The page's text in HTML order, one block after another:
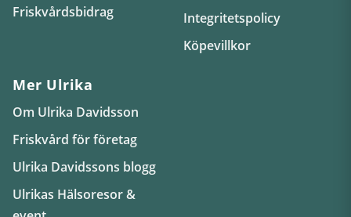
Friskvårdsbidrag
Integritetspolicy
Köpevillkor
Mer Ulrika
Om Ulrika Davidsson
Friskvård för företag
Ulrika Davidssons blogg
Ulrikas Hälsoresor &